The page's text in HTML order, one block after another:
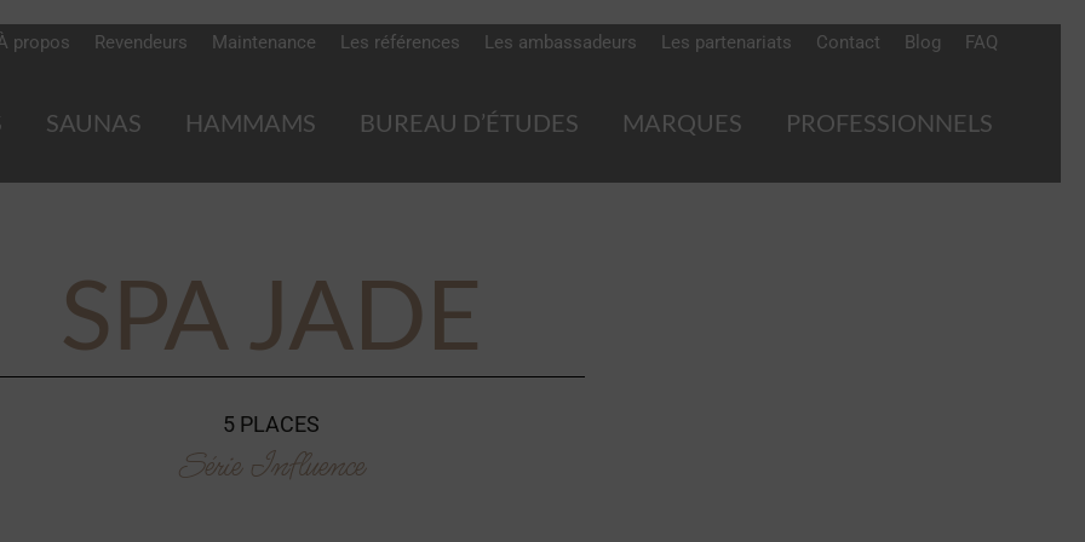
propos Revendeurs Maintenance Les références Les ambassadeurs Les partenariats Contact Blog FAQ
SAUNAS HAMMAMS BUREAU D’ÉTUDES MARQUES PROFESSIONNELS
SPA JADE
5 PLACES
Série Influence